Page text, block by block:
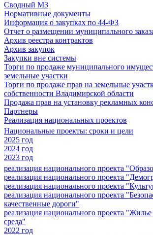
Сводный МЗ
Нормативные документы
Информация о закупках по 44-ФЗ
Отчет о размещении муниципального
Архив реестра контрактов
Архив закупок
Закупки вне системы
Торги по продаже муниципального
земельные участки
Торги по продаже прав на земельные
собственности Владимирской области
Продажа прав на установку рекламных
Партнеры
Реализация национальных проектов
Национальные проекты: сроки и цели
2025 год
2024 год
2023 год
реализация национального проекта
реализация национального проекта
реализация национального проекта
реализация национального проекта
качественные дороги"
реализация национального проекта "Жилье
среда"
2022 год